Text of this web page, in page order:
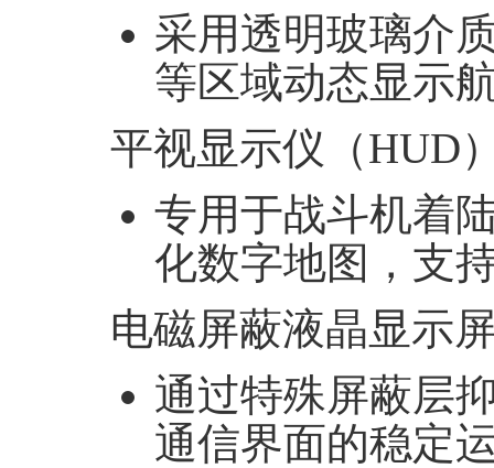
采用透明玻璃介
等区域动态显示
‌平视显示仪（HUD
专用于战斗机着
化数字地图，支
电磁屏蔽液晶显示
通过特殊屏蔽层
通信界面的稳定